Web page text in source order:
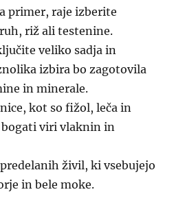
primer, raje izberite
riž ali testenine.
veliko sadja in
izbira bo zagotovila
in minerale.
kot so fižol, leča in
bogati viri vlaknin in
živil, ki vsebujejo
in bele moke.